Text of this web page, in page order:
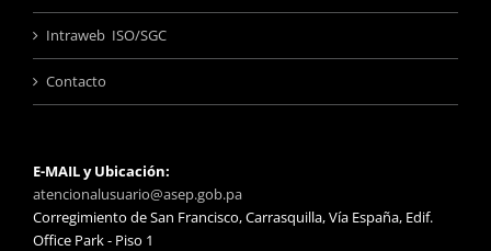
Intraweb ISO/SGC
Contacto
E-MAIL y Ubicación:
atencionalusuario@asep.gob.pa
Corregimiento de San Francisco, Carrasquilla, Vía España, Edif.
Office Park - Piso 1